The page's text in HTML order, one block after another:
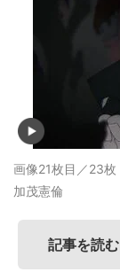
画像21枚目／23枚
加茂憲倫
記事を読む